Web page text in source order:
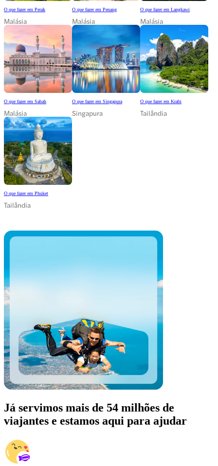
O que fazer em Perak
Malásia
O que fazer em Penang
Malásia
O que fazer em Langkawi
Malásia
O que fazer em Sabah
Malásia
O que fazer em Singapura
Singapura
O que fazer em Krabi
Tailândia
O que fazer em Phuket
Tailândia
Já servimos mais de 54 milhões de
viajantes e estamos aqui para ajudar